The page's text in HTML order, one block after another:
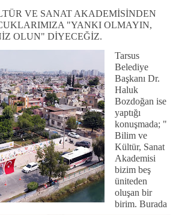
VE SANAT AKADEMİSİNDEN
"YANKI OLMAYIN,
OLUN" DİYECEĞİZ.
Tarsus
Belediye
Başkanı Dr.
Haluk
Bozdoğan ise
yaptığı
konuşmada; "
Bilim ve
Kültür, Sanat
Akademisi
bizim beş
üniteden
oluşan bir
birim. Burada